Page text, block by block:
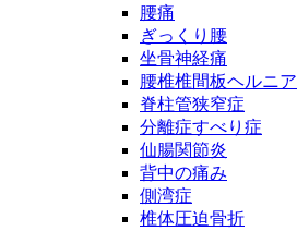
腰痛
ぎっくり腰
坐骨神経痛
腰椎椎間板ヘルニア
脊柱管狭窄症
分離症すべり症
仙腸関節炎
背中の痛み
側湾症
椎体圧迫骨折